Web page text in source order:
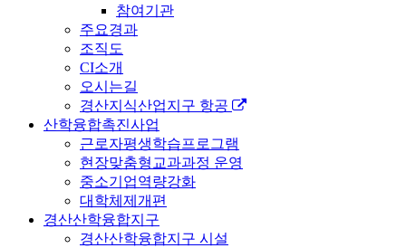
참여기관
주요경과
조직도
CI소개
오시는길
경산지식산업지구 항공
산학융합촉진사업
근로자평생학습프로그램
현장맞춤형교과과정 운영
중소기업역량강화
대학체제개편
경산산학융합지구
경산산학융합지구 시설